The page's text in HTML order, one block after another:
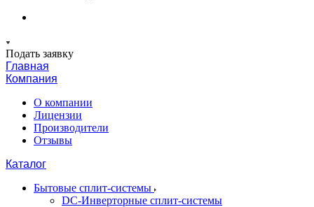
Подать заявку
Главная
Компания
О компании
Лицензии
Производители
Отзывы
Каталог
Бытовые сплит-системы
DC-Инверторные сплит-системы